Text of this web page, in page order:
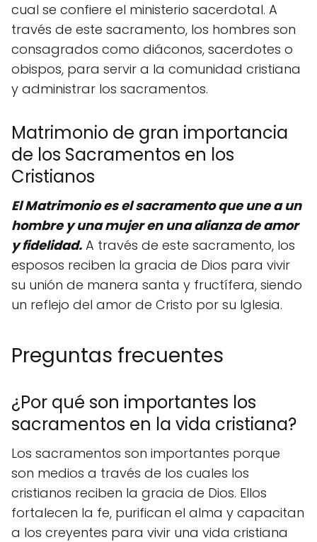
cual se confiere el ministerio sacerdotal. A
través de este sacramento, los hombres son
consagrados como diáconos, sacerdotes o
obispos, para servir a la comunidad cristiana
y administrar los sacramentos.
Matrimonio de gran importancia
de los Sacramentos en los
Cristianos
El Matrimonio es el sacramento que une a un
hombre y una mujer en una alianza de amor
y fidelidad. A través de este sacramento, los
esposos reciben la gracia de Dios para vivir
su unión de manera santa y fructífera, siendo
un reflejo del amor de Cristo por su Iglesia.
Preguntas frecuentes
¿Por qué son importantes los
sacramentos en la vida cristiana?
Los sacramentos son importantes porque
son medios a través de los cuales los
cristianos reciben la gracia de Dios. Ellos
fortalecen la fe, purifican el alma y capacitan
a los creyentes para vivir una vida cristiana